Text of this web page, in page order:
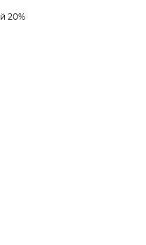
20%